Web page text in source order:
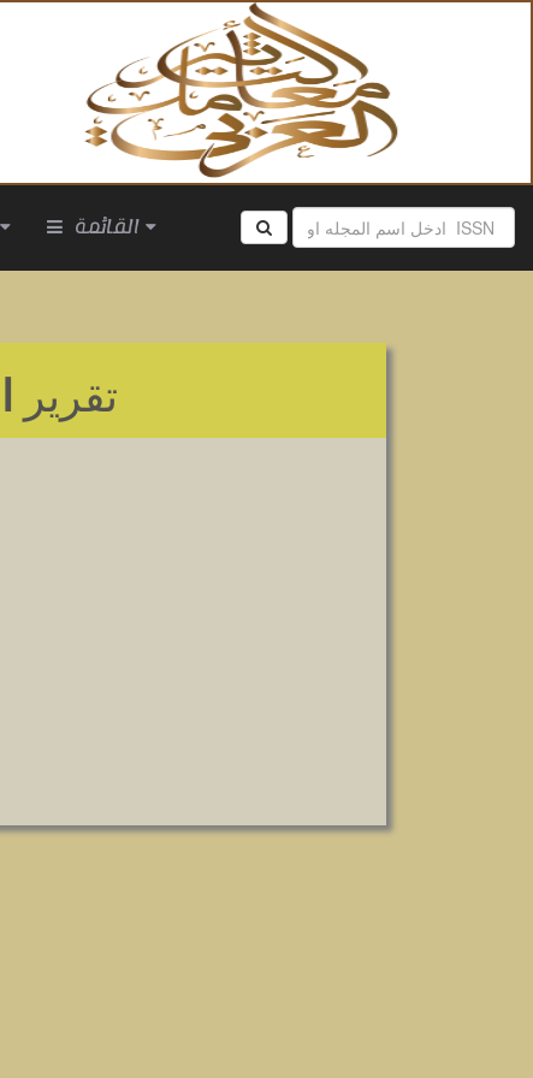
القائمة
تقرير